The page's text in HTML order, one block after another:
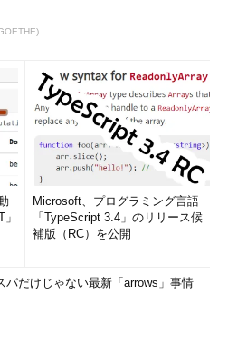
Microsoft、プログラミング言語
「TypeScript 3.4」のリリース候
補版（RC）を公開
パだけじゃない最新「arrows」事情